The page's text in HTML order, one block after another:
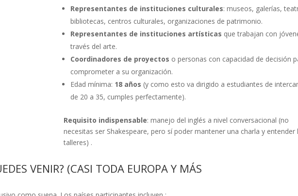
Representantes de instituciones culturales: museos, galerías,
bibliotecas, centros culturales, organizaciones de patrimonio.
Representantes de instituciones artísticas que trabajan con
través del arte.
Coordinadores de proyectos o personas con capacidad de decisión
comprometer a su organización.
Edad mínima: 18 años (y como esto va dirigido a estudiantes de
de 20 a 35, cumples perfectamente).
Requisito indispensable: manejo del inglés a nivel conversacional (no
necesitas ser Shakespeare, pero sí poder mantener una charla y entender
talleres) .
VENIR? (CASI TODA EUROPA Y MÁS